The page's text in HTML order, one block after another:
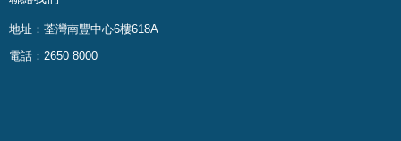
地址：荃灣南豐中心6樓618A
電話：2650 8000